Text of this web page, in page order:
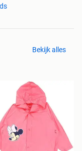
Bekijk alles